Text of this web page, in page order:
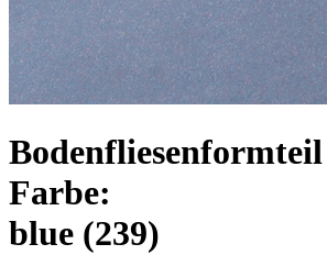
Farbe:
blue (239)